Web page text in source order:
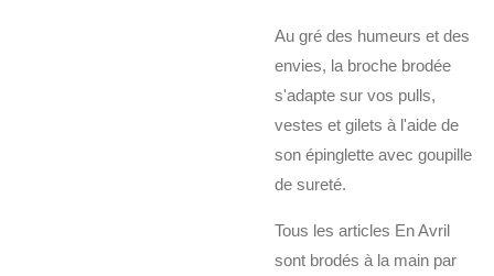
Au gré des humeurs et des
envies, la broche brodée
s'adapte sur vos pulls,
vestes et gilets à l'aide de
son épinglette avec goupille
de sureté.
Tous les articles En Avril
sont brodés à la main par